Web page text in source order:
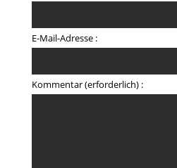
E-Mail-Adresse :
Kommentar (erforderlich) :